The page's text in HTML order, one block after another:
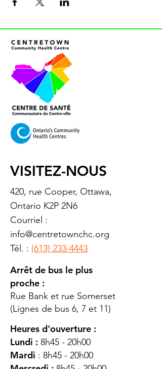
VISITEZ-NOUS
420, rue Cooper, Ottawa,
Ontario K2P 2N6
Courriel :
info@centretownchc.org
Tél. : (613) 233-4443
Arrêt de bus le plus
proche :
Rue Bank et rue Somerset
(Lignes de bus 6, 7 et 11)
Heures d'ouverture :
Lundi : 8h45 - 20h00
Mardi : 8h45 - 20h00